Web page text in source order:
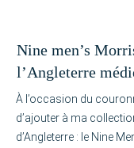
Nine men’s
l’Angleterre
À l’occasion du
d’ajouter à ma
d’Angleterre : le Nine